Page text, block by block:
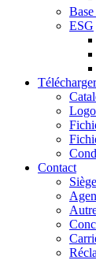
ESG
Télécharger
Contact